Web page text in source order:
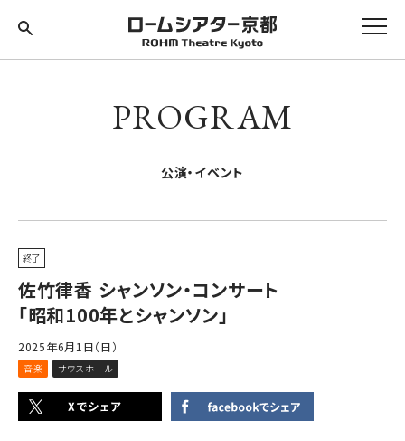
PROGRAM
公演・イベント
終了
佐竹律香 シャンソン・コンサート
「昭和100年とシャンソン」
2025年6月1日（日）
音楽 サウスホール